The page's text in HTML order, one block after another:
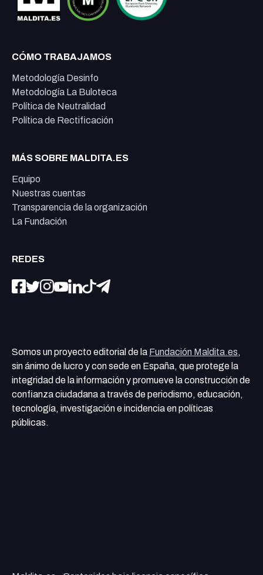
CÓMO TRABAJAMOS
Metodología Desinfo
Metodología La Buloteca
Política de Neutralidad
Política de Rectificación
MÁS SOBRE MALDITA.ES
Equipo
Nuestras cuentas
Transparencia de la organización
La Fundación
REDES
Somos un proyecto editorial de la Fundación Maldita.es,
sin ánimo de lucro y con sede en España, que protege la
integridad de la información y promueve la construcción de
confianza ciudadana a través de periodismo, educación,
tecnología, investigación e incidencia en políticas
públicas.